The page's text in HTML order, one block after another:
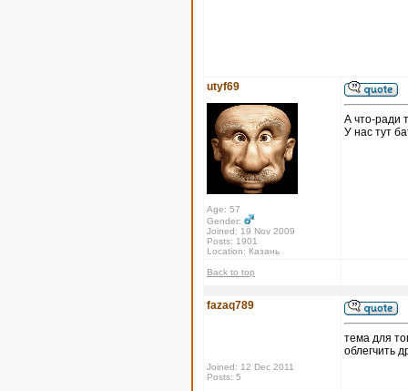
utyf69
Age: 57
Gender:
Joined: 19 Nov 2009
Posts: 1901
Location: Казань
А что-ради
У нас тут
Back to top
fazaq789
Joined: 12 Dec 2011
Posts: 5
тема для
облегчить